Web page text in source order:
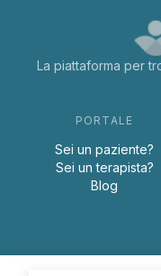
La piattaforma per
PORTALE
Sei un paziente?
Sei un terapista?
Blog